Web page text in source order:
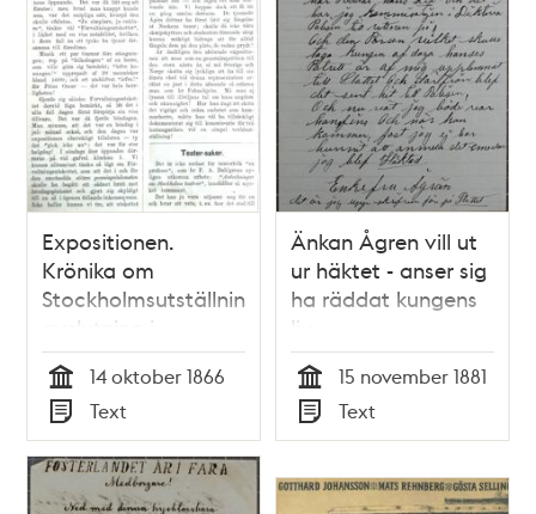
Expositionen.
Krönika om
Stockholmsutställningens
avslutning i
Söndags-Nisse –
Illustreradt
Veckoblad för
Skämt, Humor och
Satir, nr 42, den 14
oktober 1866
Tid
14 oktober 1866
Typ
Text
Änkan Ågren vill ut
ur häktet - anser sig
ha räddat kungens
liv
Tid
15 november 1881
Typ
Text